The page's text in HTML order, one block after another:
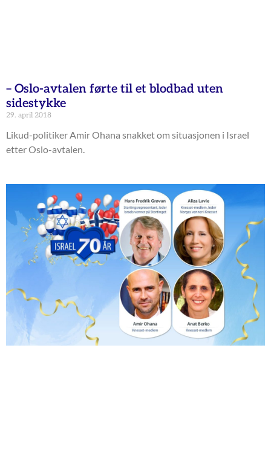
– Oslo-avtalen førte til et blodbad uten
sidestykke
29. april 2018
Likud-politiker Amir Ohana snakket om situasjonen i Israel
etter Oslo-avtalen.